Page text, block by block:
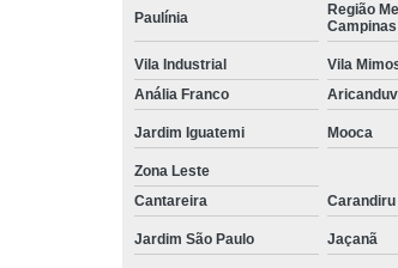
Paulínia
Região
Campinas
Vila Industrial Vila
Anália Franco
Jardim Iguatemi Mooca
Zona Leste
Cantareira
Carandiru
Jardim São Paulo Jaçanã